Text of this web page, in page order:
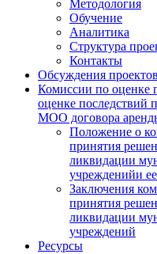
Методология
Обучение
Аналитика
Структура
Контакты
Обсуждения
Комиссии по оценке
оценке последствий
МОО договора
Положение о
принятия
ликвидации
учрежденийи ее
Заключения
принятия
ликвидации
учреждений
Ресурсы